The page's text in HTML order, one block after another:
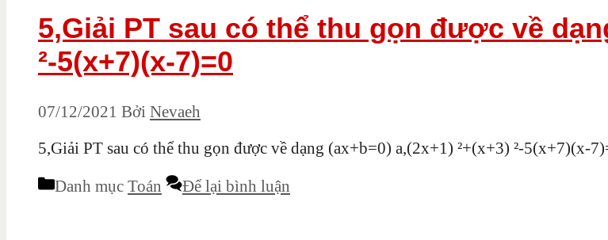
5,Giải PT sau có thể thu gọn được về
²-5(x+7)(x-7)=0
07/12/2021 Bởi Nevaeh
5,Giải PT sau có thể thu gọn được về dạng (ax+b=0) a,(2x+1) ²+(x+3) ²-5(x+7)(x-
Danh mục Toán Để lại bình luận